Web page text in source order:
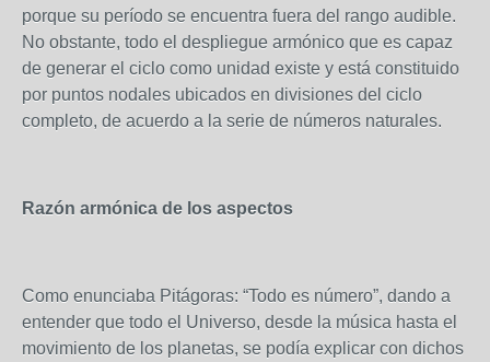
porque su período se encuentra fuera del rango audible.
No obstante, todo el despliegue armónico que es capaz
de generar el ciclo como unidad existe y está constituido
por puntos nodales ubicados en divisiones del ciclo
completo, de acuerdo a la serie de números naturales.
Razón armónica de los aspectos
Como enunciaba Pitágoras: “Todo es número”, dando a
entender que todo el Universo, desde la música hasta el
movimiento de los planetas, se podía explicar con dichos